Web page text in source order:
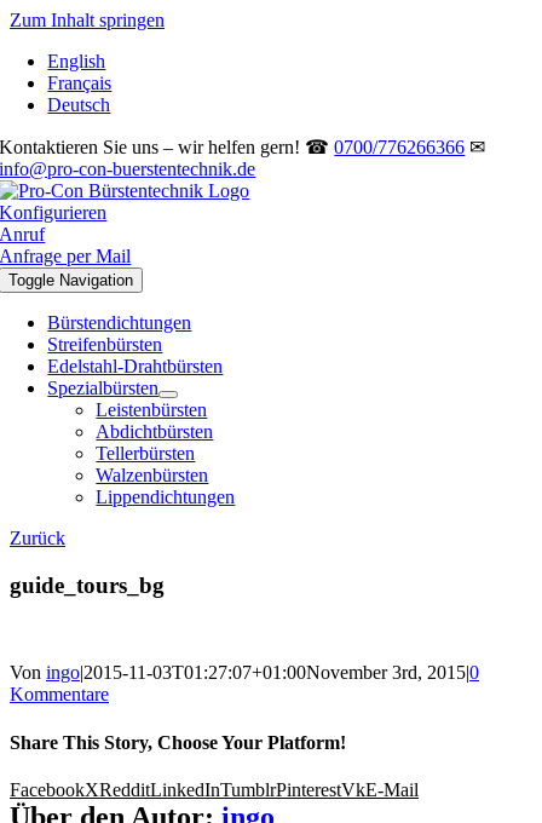
Zum Inhalt springen
English
Français
Deutsch
Kontaktieren Sie uns – wir helfen gern! ☎0700/776266366 ✉
info@pro-con-buerstentechnik.de
Konfigurieren
Anruf
Anfrage per Mail
Toggle Navigation
Bürstendichtungen
Streifenbürsten
Edelstahl-Drahtbürsten
Spezialbürsten
Leistenbürsten
Abdichtbürsten
Tellerbürsten
Walzenbürsten
Lippendichtungen
Zurück
guide_tours_bg
Von ingo|2015-11-03T01:27:07+01:00November 3rd, 2015|0
Kommentare
Share This Story, Choose Your Platform!
FacebookXRedditLinkedInTumblrPinterestVkE-Mail